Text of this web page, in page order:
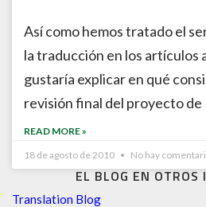
EL BLOG EN OTROS
Translation Blog
Así como hemos tratado el
la traducción en los artículos
gustaría explicar en qué
revisión final del proyecto de
READ MORE »
18 de agosto de 2010
No hay